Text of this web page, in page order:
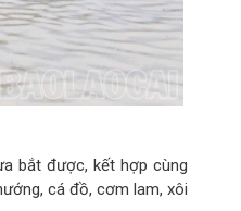
bắt được, kết hợp cùng
cá đồ, cơm lam, xôi